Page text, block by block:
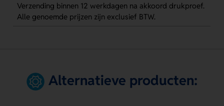
Verzending binnen 12 werkdagen na akkoord drukproef.
Alle genoemde prijzen zijn exclusief BTW.
Alternatieve producten: